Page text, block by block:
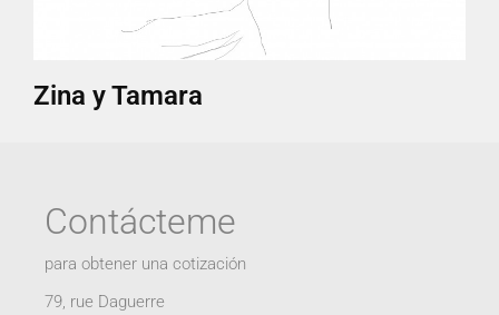
Zina y Tamara
Contácteme
para obtener una cotización
79, rue Daguerre